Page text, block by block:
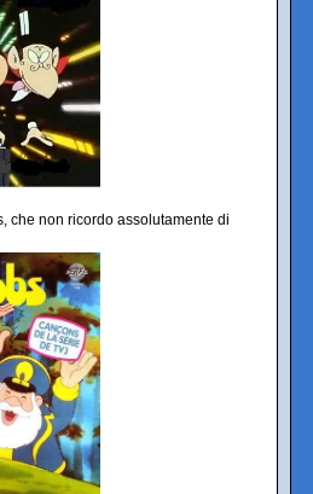
che non ricordo assolutamente di